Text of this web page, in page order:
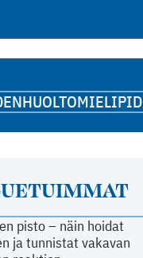
MIELIPIDE
pisto – näin hoidat
ja tunnistat vakavan